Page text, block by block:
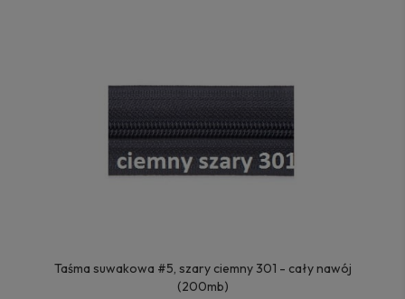
Taśma suwakowa #5, szary ciemny 301 - cały nawój
(200mb)